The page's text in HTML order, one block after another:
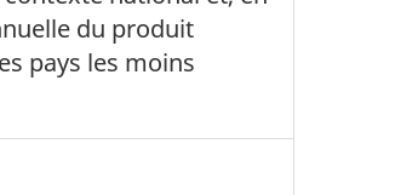
du produit
pays les moins